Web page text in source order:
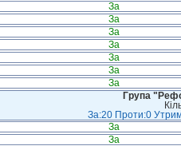
За
За
За
За
За
За
За
Група
За:20 Проти:0
За
За